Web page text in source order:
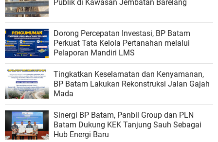
Publik di Kawasan Jembatan Barelang
Dorong Percepatan Investasi, BP Batam
Perkuat Tata Kelola Pertanahan melalui
Pelaporan Mandiri LMS
Tingkatkan Keselamatan dan Kenyamanan,
BP Batam Lakukan Rekonstruksi Jalan Gajah
Mada
Sinergi BP Batam, Panbil Group dan PLN
Batam Dukung KEK Tanjung Sauh Sebagai
Hub Energi Baru